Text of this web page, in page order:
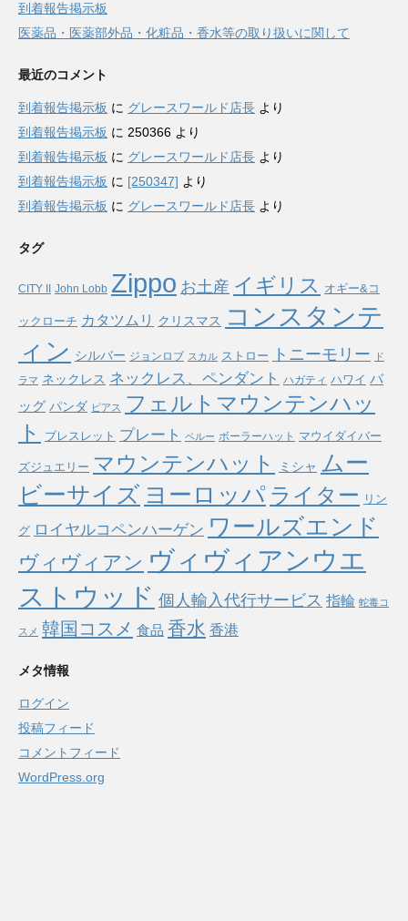
到着報告掲示板
医薬品・医薬部外品・化粧品・香水等の取り扱いに関して
最近のコメント
到着報告掲示板 に グレースワールド店長 より
到着報告掲示板 に 250366 より
到着報告掲示板 に グレースワールド店長 より
到着報告掲示板 に [250347] より
到着報告掲示板 に グレースワールド店長 より
タグ
CITY II John Lobb Zippo お土産 イギリス オギー&コ
ックローチ カタツムリ クリスマス
コンスタンテ
ィン シルバー ジョンロブ スカル ストロー トニーモリー ド
ラマ ネックレス ネックレス、ペンダント ハガティ ハワイ バ
ッグ パンダ ピアス
フェルトマウンテンハッ
ト
ブレスレット プレート ペルー ボーラーハット マウイダイバー
ズジュエリー マウンテンハット ミシャ ムー
ビーサイズ ヨーロッパ ライター リン
グ ロイヤルコペンハーゲン ワールズエンド
ヴィヴィアン ヴィヴィアンウエ
ストウッド 個人輸入代行サービス 指輪 蛇毒コ
スメ 韓国コスメ 食品 香水 香港
メタ情報
ログイン
投稿フィード
コメントフィード
WordPress.org